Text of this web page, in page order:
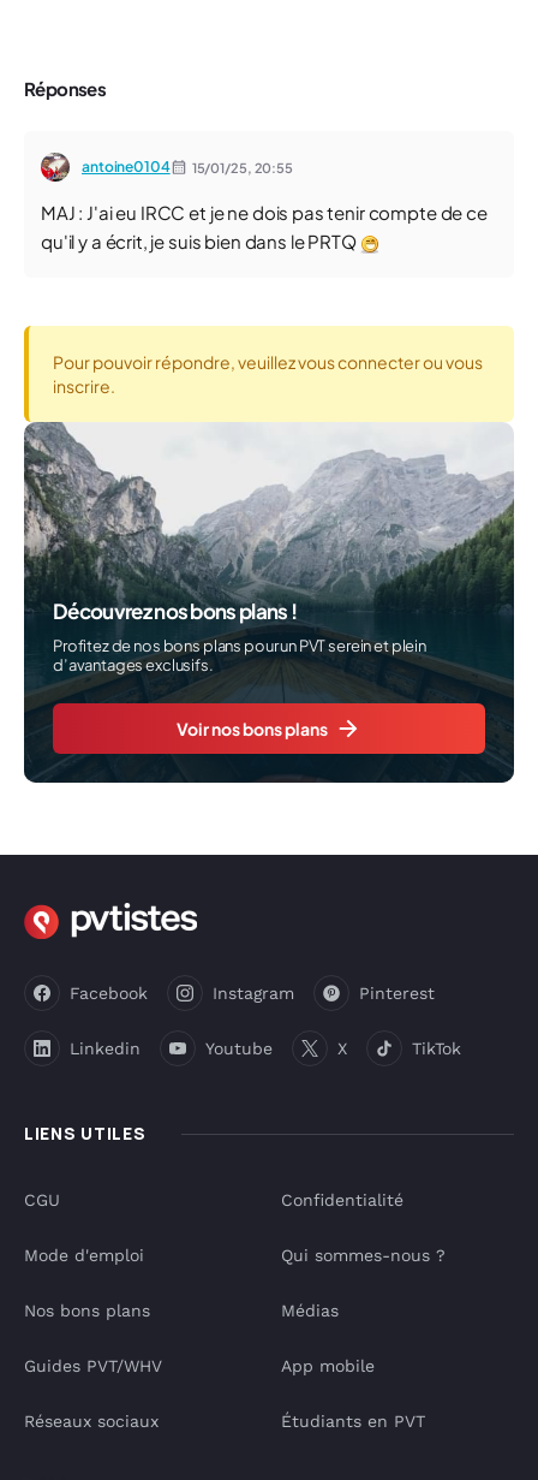
Réponses
antoine0104 15/01/25, 20:55
MAJ : J'ai eu IRCC et je ne dois pas tenir compte de ce
qu'il y a écrit, je suis bien dans le PRTQ
Pour pouvoir répondre, veuillez vous connecter ou vous
inscrire.
Découvrez nos bons plans !
Profitez de nos bons plans pour un PVT serein et plein
d’avantages exclusifs.
Voir nos bons plans
LIENS UTILES
Facebook Instagram Pinterest
Linkedin Youtube X TikTok
CGU
Mode d'emploi
Nos bons plans
Guides PVT/WHV
Réseaux sociaux
Confidentialité
Qui sommes-nous ?
Médias
App mobile
Étudiants en PVT